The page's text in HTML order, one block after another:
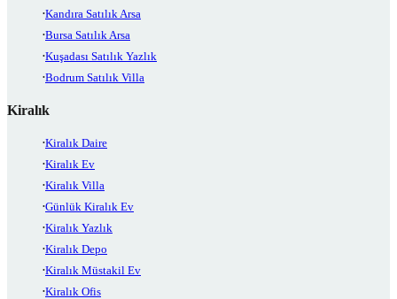
Kandıra Satılık Arsa
Bursa Satılık Arsa
Kuşadası Satılık Yazlık
Bodrum Satılık Villa
Kiralık
Kiralık Daire
Kiralık Ev
Kiralık Villa
Günlük Kiralık Ev
Kiralık Yazlık
Kiralık Depo
Kiralık Müstakil Ev
Kiralık Ofis